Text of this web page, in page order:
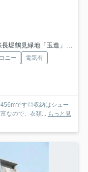
鶴見緑地「玉造」駅 徒歩16分
ニー
電気有
です◎収納はシュー
なので、衣類...
もっと見